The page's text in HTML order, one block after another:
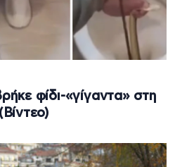
φίδι-«γίγαντα» στη